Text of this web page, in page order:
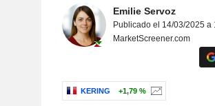
Emilie Servoz
Publicado el 14/03/2025 a
MarketScreener.com
KERING +1,79 %